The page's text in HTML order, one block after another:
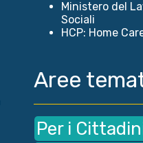
Ministero del
Sociali
HCP: Home
Aree
Per i